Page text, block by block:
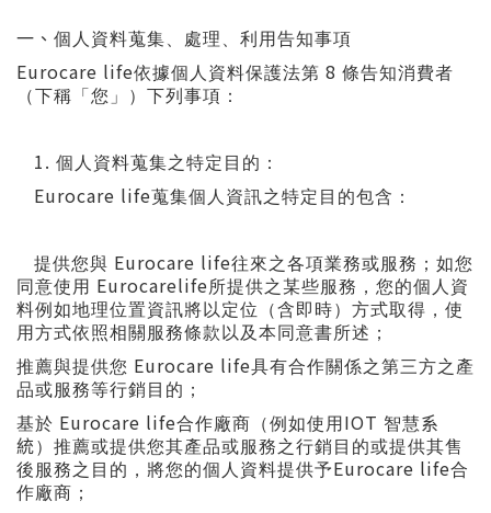
一 、 個人資料蒐集、處理、利用告知事項
Eurocare life依據個人資料保護法第 8 條告知消費者
（下稱「您」）下列事項：
1. 個人資料蒐集之特定目的：
Eurocare life蒐集個人資訊之特定目的包含：
提供您與 Eurocare life往來之各項業務或服務；如您
同意使用 Eurocarelife所提供之某些服務，您的個人資
料例如地理位置資訊將以定位（含即時）方式取得，使
用方式依照相關服務條款以及本同意書所述；
推薦與提供您 Eurocare life具有合作關係之第三方之產
品或服務等行銷目的；
基於 Eurocare life合作廠商（例如使用IOT 智慧系
統）推薦或提供您其產品或服務之行銷目的或提供其售
後服務之目的，將您的個人資料提供予Eurocare life合
作廠商；